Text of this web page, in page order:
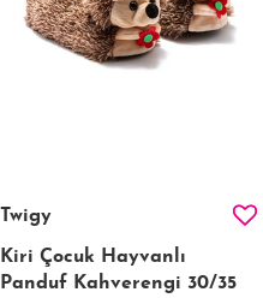
Twigy
Kiri Çocuk Hayvanlı
Panduf Kahverengi 30/35